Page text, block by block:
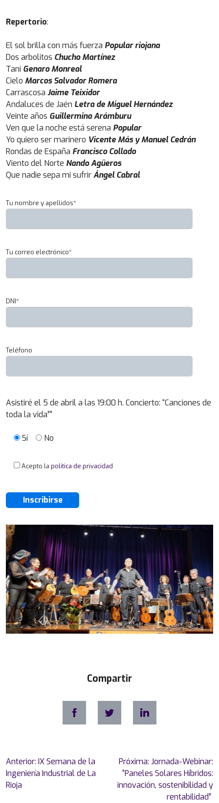
Repertorio:
El sol brilla con más fuerza Popular riojana
Dos arbolitos Chucho Martínez
Tani Genaro Monreal
Cielo Marcos Salvador Romera
Carrascosa Jaime Teixidor
Andaluces de Jaén Letra de Miguel Hernández
Veinte años Guillermina Arámburu
Ven que la noche está serena Popular
Yo quiero ser marinero Vicente Más y Manuel Cedrán
Rondas de España Francisco Collado
Viento del Norte Nando Agüeros
Que nadie sepa mi sufrirÁngel Cabral
Tu nombre y apellidos*
Tu correo electrónico*
DNI*
Teléfono
Asistiré el 5 de abril a las 19:00 h. Concierto: “Canciones de
toda la vida”"
Sí No
Acepto la política de privacidad
Compartir
Navegación
de
entradas
Anterior: IX Semana de la
Ingeniería Industrial de La
Rioja
Próxima: Jornada-Webinar:
“Paneles Solares Híbridos:
innovación, sostenibilidad y
rentabilidad”